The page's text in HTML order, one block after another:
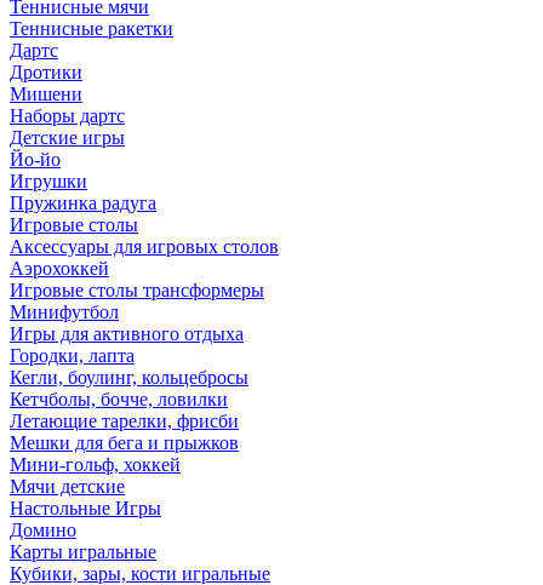
Теннисные мячи
Теннисные ракетки
Дартс
Дротики
Мишени
Наборы дартс
Детские игры
Йо-йо
Игрушки
Пружинка радуга
Игровые столы
Аксессуары для игровых столов
Аэрохоккей
Игровые столы трансформеры
Минифутбол
Игры для активного отдыха
Городки, лапта
Кегли, боулинг, кольцебросы
Кетчболы, бочче, ловилки
Летающие тарелки, фрисби
Мешки для бега и прыжков
Мини-гольф, хоккей
Мячи детские
Настольные Игры
Домино
Карты игральные
Кубики, зары, кости игральные